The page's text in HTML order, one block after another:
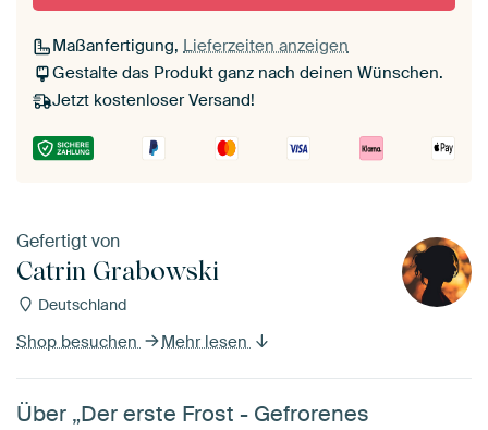
Ohne Passepartout
Maßanfertigung, Lieferzeiten anzeigen
Gestalte das Produkt ganz nach deinen Wünschen.
Jetzt kostenloser Versand!
Gefertigt von
Catrin Grabowski
Deutschland
Shop besuchen Mehr lesen
Über „Der erste Frost - Gefrorenes